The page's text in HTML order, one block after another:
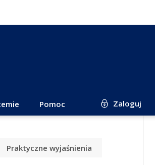
Pomoc Zaloguj
Praktyczne wyjaśnienia